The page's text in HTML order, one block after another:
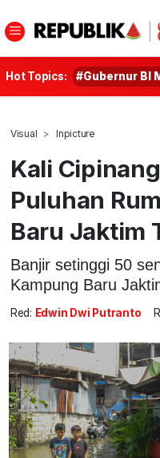
Hot Topics: #Gubernur BI
Visual Inpicture
Kali
Puluhan
Baru Jaktim
Banjir setinggi 50
Kampung Baru
Red: Edwin Dwi Putranto